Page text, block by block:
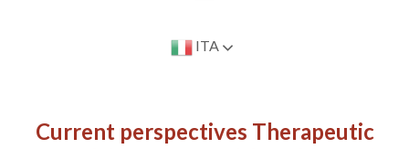
ITA
Current perspectives Therapeutic